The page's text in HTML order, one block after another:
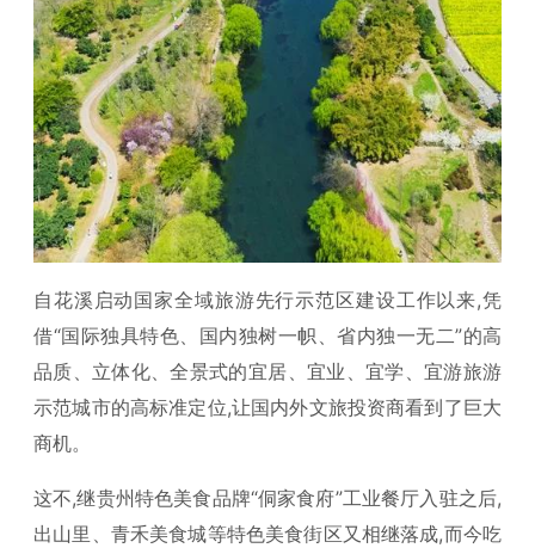
自花溪启动国家全域旅游先行示范区建设工作以来,凭
借“国际独具特色、国内独树一帜、省内独一无二”的高
品质、立体化、全景式的宜居、宜业、宜学、宜游旅游
示范城市的高标准定位,让国内外文旅投资商看到了巨大
商机。
这不,继贵州特色美食品牌“侗家食府”工业餐厅入驻之后,
出山里、青禾美食城等特色美食街区又相继落成,而今吃